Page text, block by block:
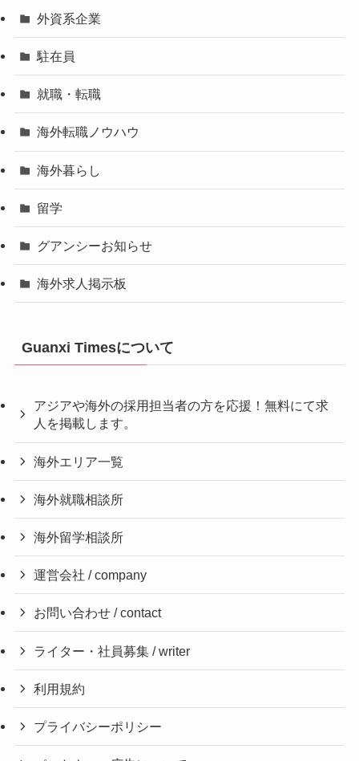
外資系企業
駐在員
就職・転職
海外転職ノウハウ
海外暮らし
留学
グアンシーお知らせ
海外求人掲示板
Guanxi Timesについて
アジアや海外の採用担当者の方を応援！無料にて求
人を掲載します。
海外エリア一覧
海外就職相談所
海外留学相談所
運営会社 / company
お問い合わせ / contact
ライター・社員募集 / writer
利用規約
プライバシーポリシー